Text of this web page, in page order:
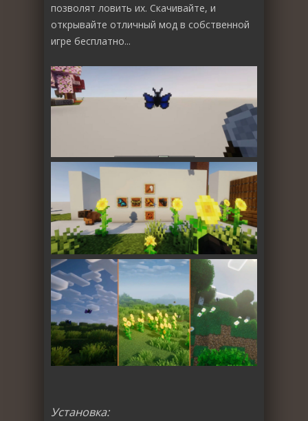
позволят ловить их. Скачивайте, и
открывайте отличный мод в собственной
игре бесплатно...
Установка: